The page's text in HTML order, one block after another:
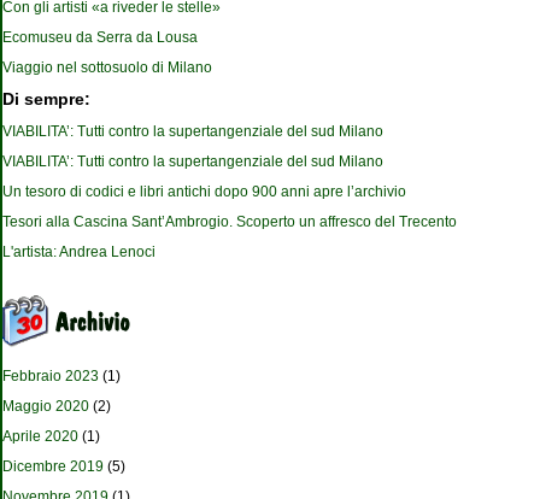
Con gli artisti «a riveder le stelle»
Ecomuseu da Serra da Lousa
Viaggio nel sottosuolo di Milano
Di sempre:
VIABILITA’: Tutti contro la supertangenziale del sud Milano
VIABILITA’: Tutti contro la supertangenziale del sud Milano
Un tesoro di codici e libri antichi dopo 900 anni apre l’archivio
Tesori alla Cascina Sant’Ambrogio. Scoperto un affresco del Trecento
L'artista: Andrea Lenoci
Febbraio 2023 (1)
Maggio 2020 (2)
Aprile 2020 (1)
Dicembre 2019 (5)